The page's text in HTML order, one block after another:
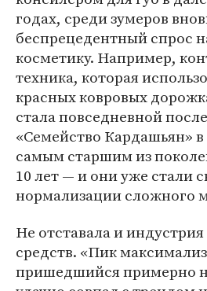
годах, среди зумеров
беспрецедентный спрос
косметику. Например,
техника, которая
красных ковровых
стала повседневной
«Семейство Кардашьян» в
самым старшим из
10 лет — и они уже стали
нормализации сложного
Не отставала и
средств. «Пик
пришедшийся примерно